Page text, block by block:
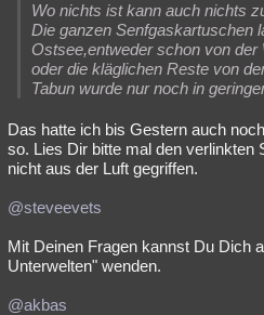
Wo nichts ist kann auch nichts
Die ganzen Senfgaskartuschen
Ostsee,entweder schon von
oder die kläglichen Reste von
Tabun wurde nur noch in
Das hatte ich bis Gestern auch
so. Lies Dir bitte mal den verlinkten
nicht aus der Luft gegriffen.
@steveevets
Mit Deinen Fragen kannst Du Dich
Unterwelten" wenden.
@akbas